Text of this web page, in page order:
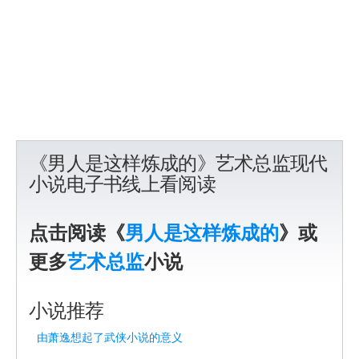
《男人是这样炼成的》艺术总监现代
小说电子书线上看阅读
点击阅读《男人是这样炼成的》或
更多艺术总监小说
小说推荐
由萧逸想起了武侠小说的意义